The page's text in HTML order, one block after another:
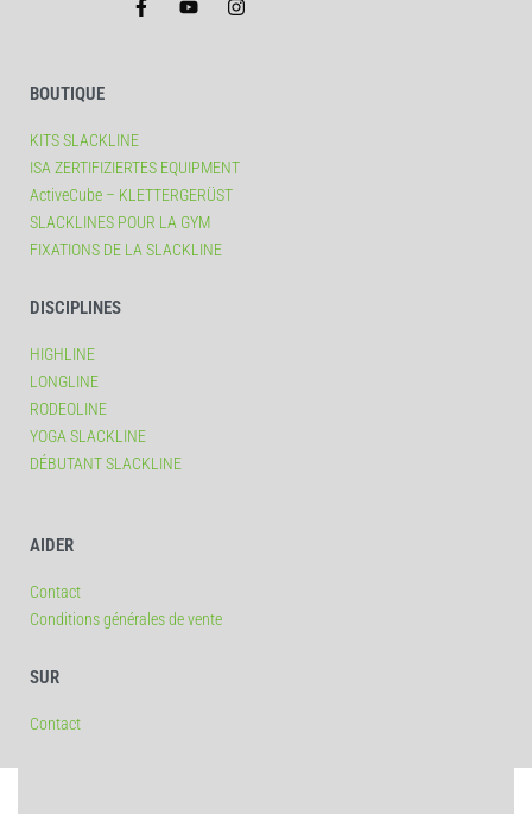
BOUTIQUE
KITS SLACKLINE
ISA ZERTIFIZIERTES EQUIPMENT
ActiveCube – KLETTERGERÜST
SLACKLINES POUR LA GYM
FIXATIONS DE LA SLACKLINE
DISCIPLINES
HIGHLINE
LONGLINE
RODEOLINE
YOGA SLACKLINE
DÉBUTANT SLACKLINE
AIDER
Contact
Conditions générales de vente
SUR
Contact